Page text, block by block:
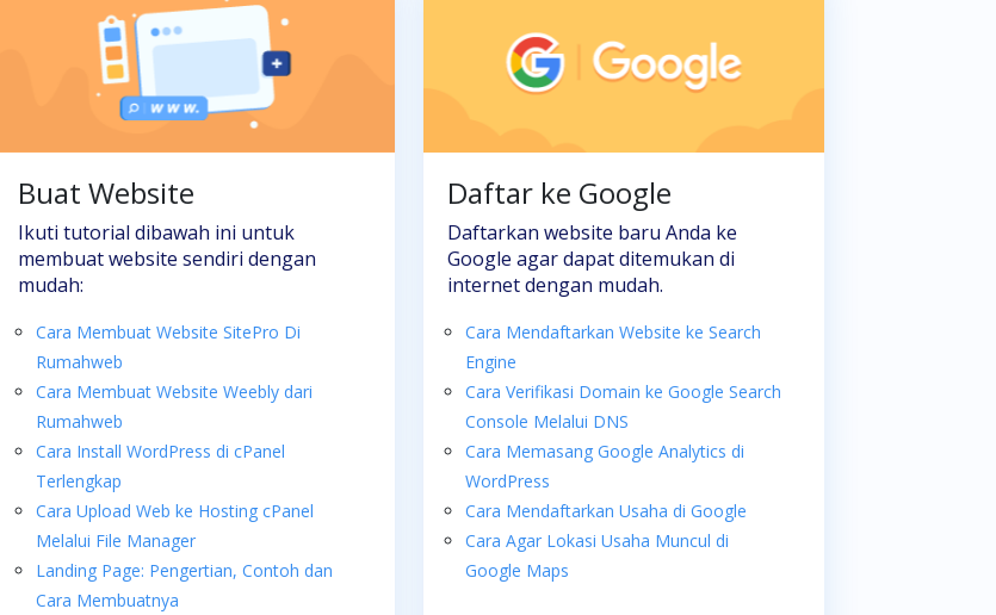
Buat Website
Ikuti tutorial dibawah ini untuk
membuat website sendiri dengan
mudah:
Cara Membuat Website SitePro Di
Rumahweb
Cara Membuat Website Weebly dari
Rumahweb
Cara Install WordPress di cPanel
Terlengkap
Cara Upload Web ke Hosting cPanel
Melalui File Manager
Landing Page: Pengertian, Contoh dan
Cara Membuatnya
Daftar ke Google
Daftarkan website baru Anda ke
Google agar dapat ditemukan di
internet dengan mudah.
Cara Mendaftarkan Website ke Search
Engine
Cara Verifikasi Domain ke Google Search
Console Melalui DNS
Cara Memasang Google Analytics di
WordPress
Cara Mendaftarkan Usaha di Google
Cara Agar Lokasi Usaha Muncul di
Google Maps